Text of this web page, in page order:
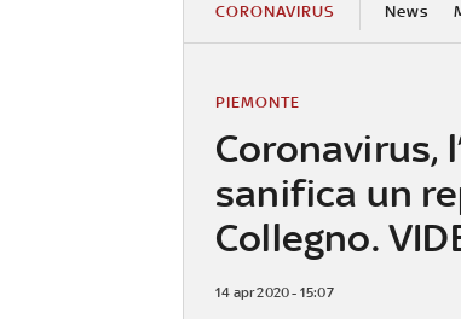
CORONAVIRUS News
Coronavirus,
sanifica un
Collegno.
PIEMONTE
14 apr 2020 - 15:07